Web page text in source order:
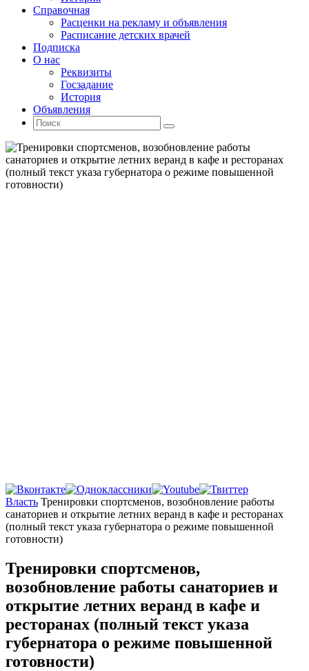
Справочная
Расценки на рекламу и объявления
Расписание детских врачей
Подписка
О нас
Реквизиты
Госзадание
История
Объявления
Поиск
Искать:
Поиск
Главная
Власть Тренировки спортсменов, возобновление работы
санаториев и открытие летних веранд в кафе и ресторанах
(полный текст указа губернатора о режиме повышенной
готовности)
Тренировки спортсменов,
возобновление работы санаториев и
открытие летних веранд в кафе и
ресторанах (полный текст указа
губернатора о режиме повышенной
готовности)